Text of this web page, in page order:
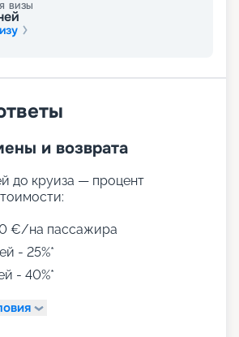
ВИЗЫ
и возврата
до круиза — процент
€/на пассажира
- 25%*
- 40%*